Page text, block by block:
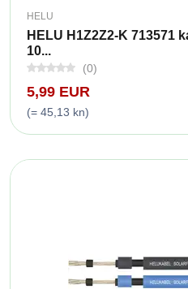
HELU
HELU H1Z2Z2-K 713571
10...
(0)
5,99 EUR
(= 45,13 kn)